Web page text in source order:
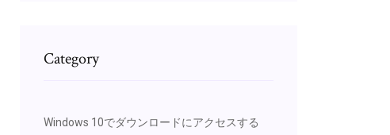
Category
Windows 10でダウンロードにアクセスする